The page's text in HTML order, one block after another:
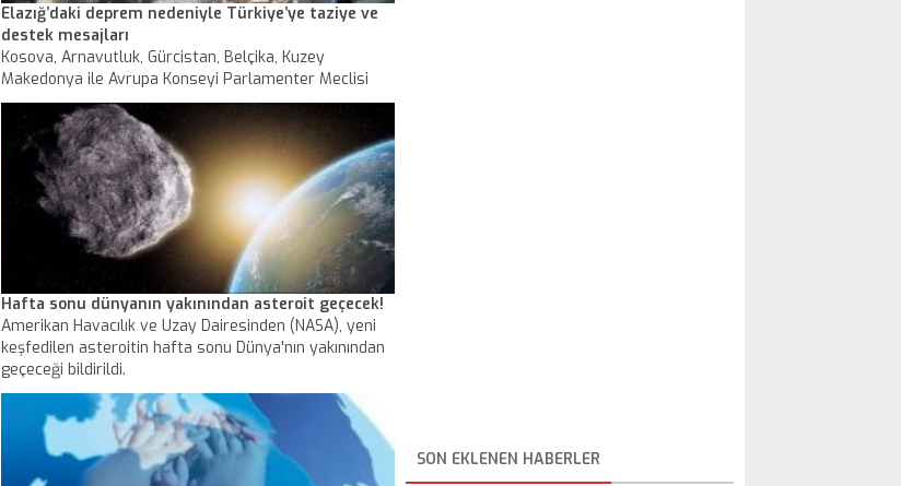
Elazığ’daki deprem nedeniyle Türkiye’ye taziye ve
destek mesajları
Kosova, Arnavutluk, Gürcistan, Belçika, Kuzey
Makedonya ile Avrupa Konseyi Parlamenter Meclisi
(AKPM), Elazığ ve çevre illeri etkileyen deprem
nedeniyle başsağlığı mesajı yayımladı.
Hafta sonu dünyanın yakınından asteroit geçecek!
Amerikan Havacılık ve Uzay Dairesinden (NASA), yeni
keşfedilen asteroitin hafta sonu Dünya'nın yakınından
geçeceği bildirildi.
SON EKLENEN HABERLER